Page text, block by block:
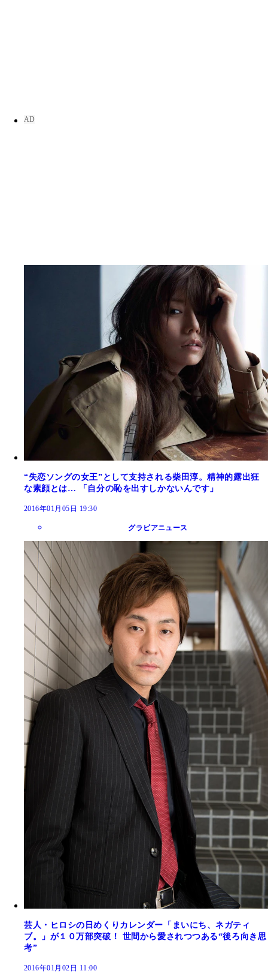
“失恋ソングの女王”として支持される柴田淳。精神的露出狂
な素顔とは… 「自分の恥を出すしかないんです」
2016年01月05日 19:30
グラビアニュース
芸人・ヒロシの日めくりカレンダー「まいにち、ネガティ
ブ。」が１０万部突破！ 世間から愛されつつある“後ろ向き思
考”
2016年01月02日 11:00